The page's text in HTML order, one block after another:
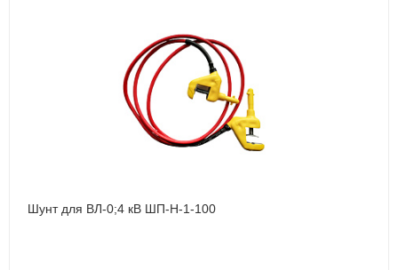
Шунт для ВЛ-0;4 кВ ШП-Н-1-100